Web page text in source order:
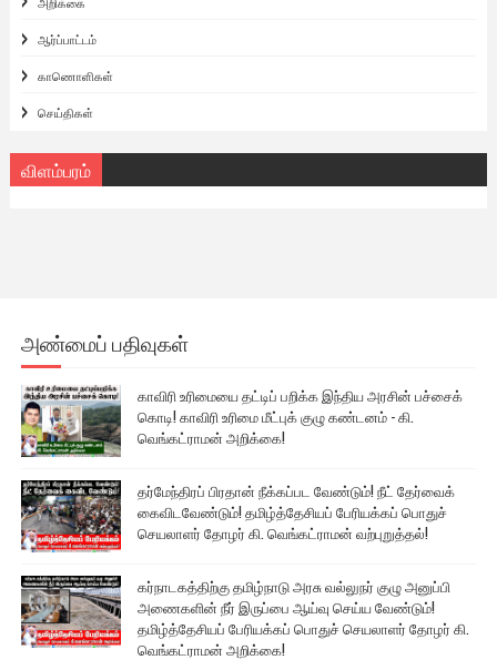
ஆர்ப்பாட்டம்
காணொளிகள்
செய்திகள்
விளம்பரம்
அண்மைப் பதிவுகள்
காவிரி உரிமையை தட்டிப் பறிக்க இந்திய அரசின் பச்சைக்
கொடி! காவிரி உரிமை மீட்புக் குழு கண்டனம் - கி.
வெங்கட்ராமன் அறிக்கை!
தர்மேந்திரப் பிரதான் நீக்கப்பட வேண்டும்! நீட் தேர்வைக்
கைவிடவேண்டும்! தமிழ்த்தேசியப் பேரியக்கப் பொதுச்
செயலாளர் தோழர் கி. வெங்கட்ராமன் வற்புறுத்தல்!
கர்நாடகத்திற்கு தமிழ்நாடு அரசு வல்லுநர் குழு அனுப்பி
அணைகளின் நீர் இருப்பை ஆய்வு செய்ய வேண்டும்!
தமிழ்த்தேசியப் பேரியக்கப் பொதுச் செயலாளர் தோழர் கி.
வெங்கட்ராமன் அறிக்கை!